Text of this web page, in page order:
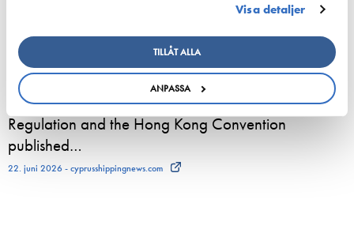
Visa detaljer
TILLÅT ALLA
ANPASSA
European shipping and aviation sectors urge EU to
channel ETS revenues into clean fuels
22. juni 2026 - safety4sea.com
New study on gaps between EU Ship Recycling
Regulation and the Hong Kong Convention
published…
22. juni 2026 - cyprusshippingnews.com